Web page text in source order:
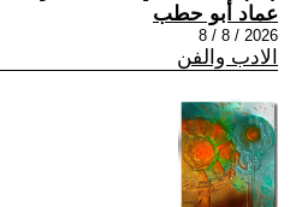
عماد أبو حطب
2026 / 8 / 8
الادب والفن